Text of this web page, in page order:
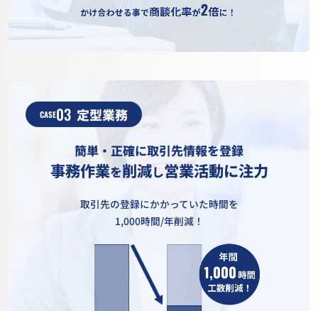
CASE03 定型業務
簡単・正確に取引先情報を登録
事務作業を削減し営業活動に注力
取引先の登録にかかっていた時間を
1,000時間/年削減！